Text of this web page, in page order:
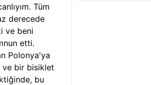
Tüm
derecede
ve beni
etti.
Polonya'ya
bir bisiklet
bu